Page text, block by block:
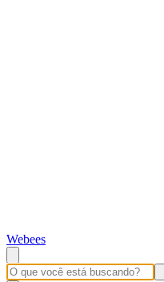
Webees